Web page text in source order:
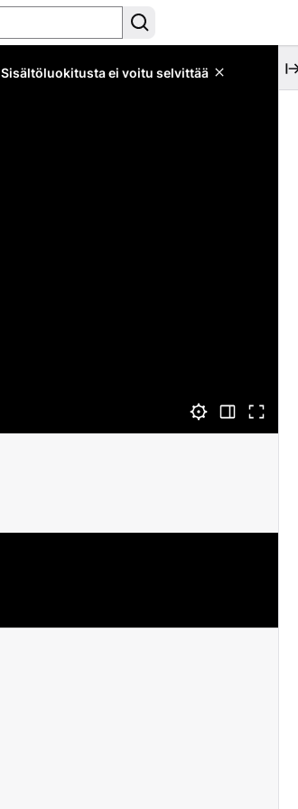
Sisältöluokitusta ei voitu selvittää